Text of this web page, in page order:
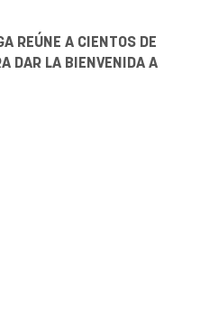
EN SU
DE FLAMENCO LA